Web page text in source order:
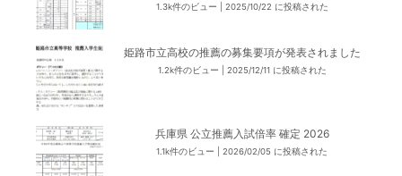
1.3k件のビュー 2025/10/22 に投稿された
姫路市立高校の推薦の募集要項が発表されました
1.2k件のビュー 2025/12/11 に投稿された
兵庫県 公立推薦入試倍率 確定 2026
1.1k件のビュー 2026/02/05 に投稿された